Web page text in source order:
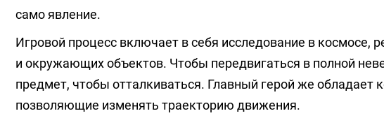
само явление.
Игровой процесс включает в себя исследование в космосе,
и окружающих объектов. Чтобы передвигаться в полной
предмет, чтобы отталкиваться. Главный герой же обладает
позволяющие изменять траекторию движения.